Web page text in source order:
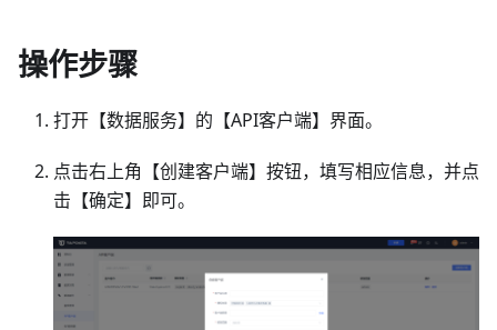
操作步骤
打开【数据服务】的【API客户端】界面。
点击右上角【创建客户端】按钮，填写相应信息，并点
击【确定】即可。